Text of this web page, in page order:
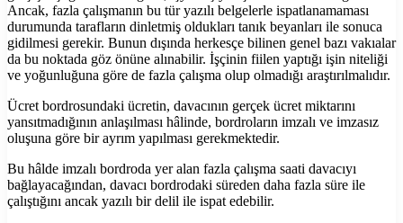
Ancak, fazla çalışmanın bu tür yazılı belgelerle ispatlanamaması
durumunda tarafların dinletmiş oldukları tanık beyanları ile sonuca
gidilmesi gerekir. Bunun dışında herkesçe bilinen genel bazı vakıalar
da bu noktada göz önüne alınabilir. İşçinin fiilen yaptığı işin niteliği
ve yoğunluğuna göre de fazla çalışma olup olmadığı araştırılmalıdır.
Ücret bordrosundaki ücretin, davacının gerçek ücret miktarını
yansıtmadığının anlaşılması hâlinde, bordroların imzalı ve imzasız
oluşuna göre bir ayrım yapılması gerekmektedir.
Bu hâlde imzalı bordroda yer alan fazla çalışma saati davacıyı
bağlayacağından, davacı bordrodaki süreden daha fazla süre ile
çalıştığını ancak yazılı bir delil ile ispat edebilir.